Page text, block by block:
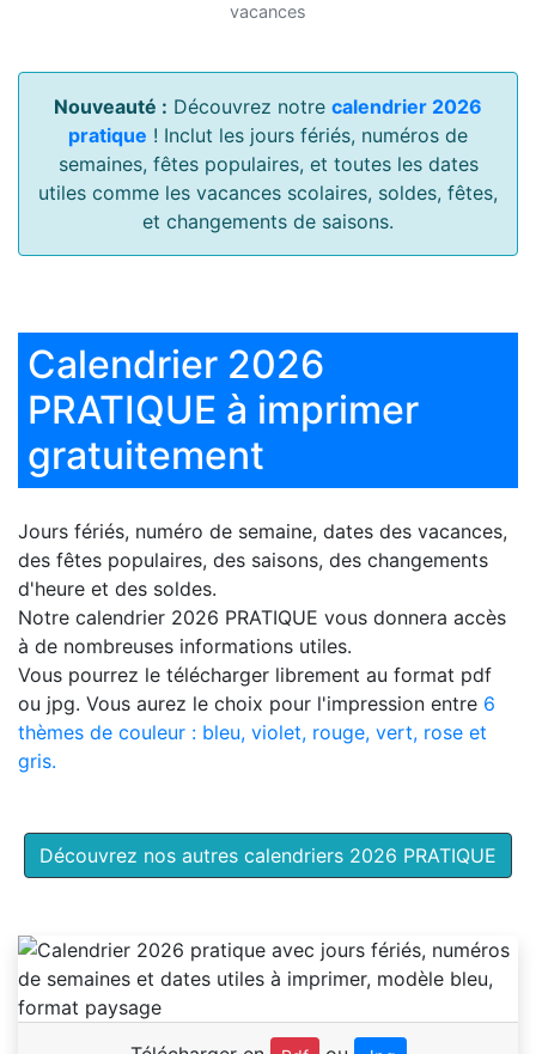
vacances
Nouveauté : Découvrez notre calendrier 2026
pratique ! Inclut les jours fériés, numéros de
semaines, fêtes populaires, et toutes les dates
utiles comme les vacances scolaires, soldes, fêtes,
et changements de saisons.
Calendrier 2026
PRATIQUE à imprimer
gratuitement
Jours fériés, numéro de semaine, dates des vacances,
des fêtes populaires, des saisons, des changements
d'heure et des soldes.
Notre calendrier 2026 PRATIQUE vous donnera accès
à de nombreuses informations utiles.
Vous pourrez le télécharger librement au format pdf
ou jpg. Vous aurez le choix pour l'impression entre 6
thèmes de couleur : bleu, violet, rouge, vert, rose et
gris.
Découvrez nos autres calendriers 2026 PRATIQUE